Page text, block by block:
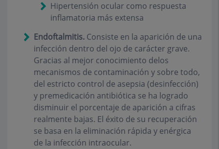
Hipertensión ocular como respuesta
inflamatoria más extensa
Endoftalmitis. Consiste en la aparición de una
infección dentro del ojo de carácter grave.
Gracias al mejor conocimiento delos
mecanismos de contaminación y sobre todo,
del estricto control de asepsia (desinfección)
y premedicación antibiótica se ha logrado
disminuir el porcentaje de aparición a cifras
realmente bajas. El éxito de su recuperación
se basa en la eliminación rápida y enérgica
de la infección intraocular.